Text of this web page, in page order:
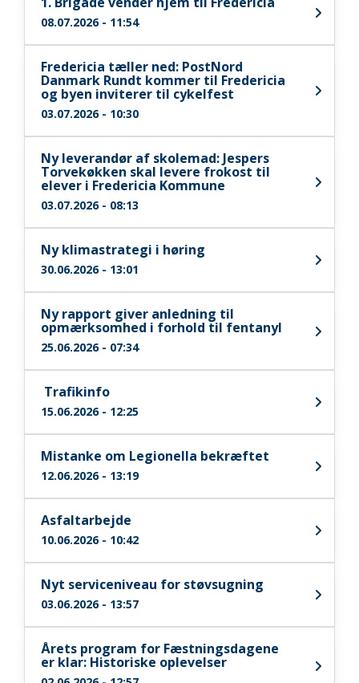
08.07.2026 - 11:54
Fredericia tæller ned: PostNord
Danmark Rundt kommer til Fredericia
og byen inviterer til cykelfest
03.07.2026 - 10:30
Ny leverandør af skolemad: Jespers
Torvekøkken skal levere frokost til
elever i Fredericia Kommune
03.07.2026 - 08:13
Ny klimastrategi i høring
30.06.2026 - 13:01
Ny rapport giver anledning til
opmærksomhed i forhold til fentanyl
25.06.2026 - 07:34
​ Trafikinfo ​
15.06.2026 - 12:25
Mistanke om Legionella bekræftet
12.06.2026 - 13:19
Asfaltarbejde
10.06.2026 - 10:42
Nyt serviceniveau for støvsugning
03.06.2026 - 13:57
Årets program for Fæstningsdagene
er klar: Historiske oplevelser